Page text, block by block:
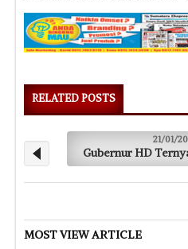
RELATED POSTS
21/01/2019
Gubernur HD
MOST VIEW ARTICLE